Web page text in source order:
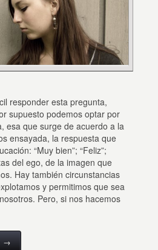
responder esta pregunta,
supuesto podemos optar por
esa que surge de acuerdo a la
ensayada, la respuesta que
“Muy bien”; “Feliz”;
del ego, de la imagen que
Hay también circunstancias
y permitimos que sea
Pero, si nos hacemos
→